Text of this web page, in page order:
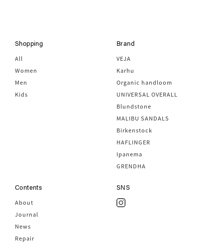
Shopping
All
Women
Men
Kids
Brand
VEJA
Karhu
Organic handloom
UNIVERSAL OVERALL
Blundstone
MALIBU SANDALS
Birkenstock
HAFLINGER
Ipanema
GRENDHA
Contents
About
Journal
News
Repair
SNS